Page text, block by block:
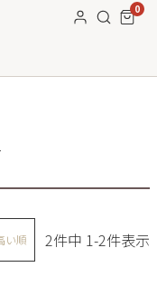
0
い順 2件中 1-2件表示